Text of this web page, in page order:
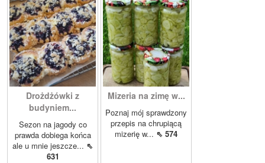
Drożdżówki z
budyniem...
Sezon na jagody co
prawda dobiega końca
ale u mnie jeszcze... ⇖
631
Mizeria na zimę w...
Poznaj mój sprawdzony
przepis na chrupiącą
mizerię w... ⇖ 574